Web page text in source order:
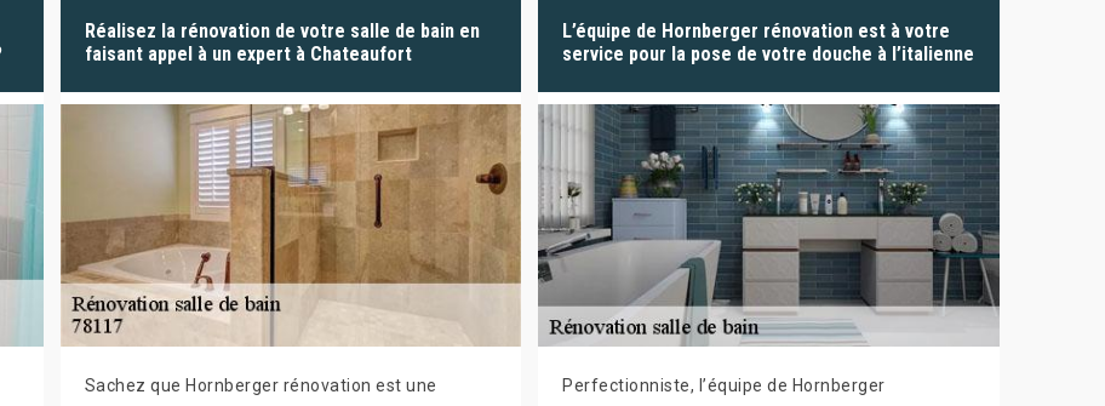
Réalisez la rénovation de votre salle de bain en
faisant appel à un expert à Chateaufort
Sachez que Hornberger rénovation est une
L’équipe de Hornberger rénovation est à votre
service pour la pose de votre douche à l’italienne
Perfectionniste, l’équipe de Hornberger